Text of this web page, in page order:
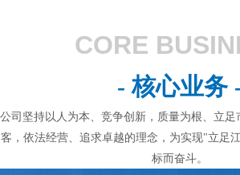
CORE
- 核心业务
公司坚持以人为本、竞争创新，质量为根、立
客，依法经营、追求卓越的理念，为实现"立足
标而奋斗。